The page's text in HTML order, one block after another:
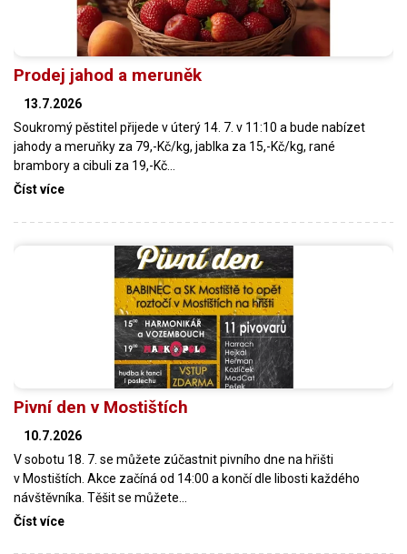
Prodej jahod a meruněk
13.7.2026
Soukromý pěstitel přijede v úterý 14. 7. v 11:10 a bude nabízet
jahody a meruňky za 79,-Kč/kg, jablka za 15,-Kč/kg, rané
brambory a cibuli za 19,-Kč…
Číst více
Pivní den v Mostištích
10.7.2026
V sobotu 18. 7. se můžete zúčastnit pivního dne na hřišti
v Mostištích. Akce začíná od 14:00 a končí dle libosti každého
návštěvníka. Těšit se můžete…
Číst více